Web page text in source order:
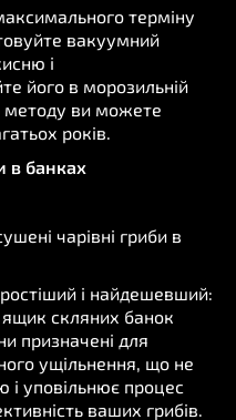
терміну
вакуумний
і
його в морозильній
методу ви можете
років.
в банках
чарівні гриби в
і найдешевший:
скляних банок
призначені для
ущільнення, що не
і уповільнює процес
ваших грибів.